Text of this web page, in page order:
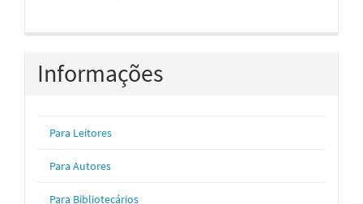
Informações
Para Leitores
Para Autores
Para Bibliotecários